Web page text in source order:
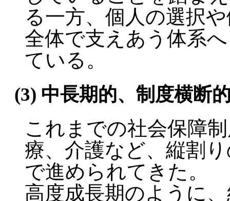
る一方、個人の選択
全体で支えあう体系
ている。
(3) 中長期的、制度横断
これまでの社会保障
療、介護など、縦割
で進められてきた。
高度成長期のように